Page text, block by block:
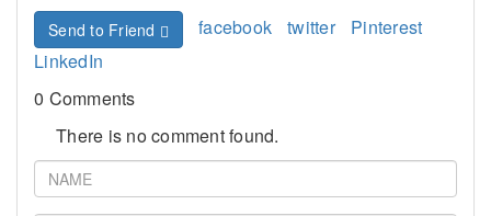
Send to Friend facebook twitter
Pinterest
LinkedIn
0 Comments
There is no comment found.